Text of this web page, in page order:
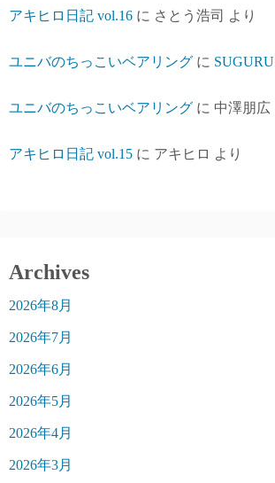
アキヒロ日記 vol.16 に さとう浩司 より
ユニバのちっこいベアリング に SUGURU
ユニバのちっこいベアリング に 中澤朋広
アキヒロ日記 vol.15 に アキヒロ より
Archives
2026年8月
2026年7月
2026年6月
2026年5月
2026年4月
2026年3月